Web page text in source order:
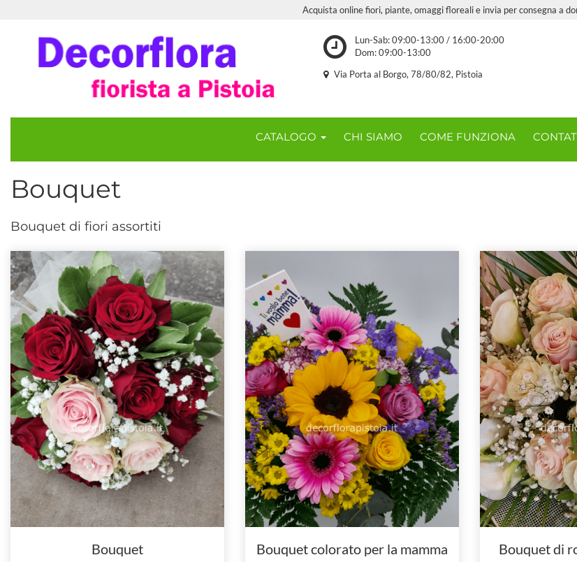
Acquista online fiori, piante, omaggi floreali e invia per consegna a
Lun-Sab: 09:00-13:00 / 16:00-20:00
Dom: 09:00-13:00
Via Porta al Borgo, 78/80/82, Pistoia
CATALOGO CHI SIAMO COME FUNZIONA
Bouquet
Bouquet di fiori assortiti
Bouquet Bouquet colorato per la mamma Bouquet di